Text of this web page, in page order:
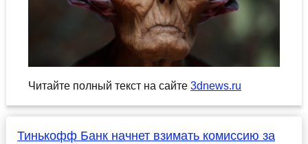
Читайте полный текст на сайте 3dnews.ru
Тинькофф Банк начнет взимать комиссию за